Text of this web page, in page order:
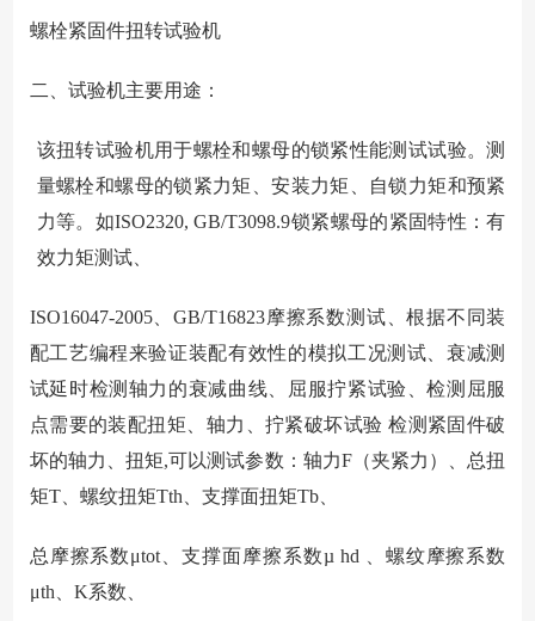
螺栓紧固件扭转试验机
二、试验机主要用途：
该扭转试验机用于螺栓和螺母的锁紧性能测试试验。测
量螺栓和螺母的锁紧力矩、安装力矩、自锁力矩和预紧
力等。如ISO2320, GB/T3098.9锁紧螺母的紧固特性：有
效力矩测试、
ISO16047-2005、GB/T16823摩擦系数测试、根据不同装
配工艺编程来验证装配有效性的模拟工况测试、衰减测
试延时检测轴力的衰减曲线、屈服拧紧试验、检测屈服
点需要的装配扭矩、轴力、拧紧破坏试验 检测紧固件破
坏的轴力、扭矩,可以测试参数：轴力F（夹紧力）、总扭
矩T、螺纹扭矩Tth、支撑面扭矩Tb、
总摩擦系数μtot、支撑面摩擦系数µ hd 、螺纹摩擦系数
μth、K系数、